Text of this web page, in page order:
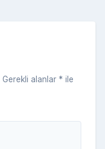
Gerekli alanlar * ile